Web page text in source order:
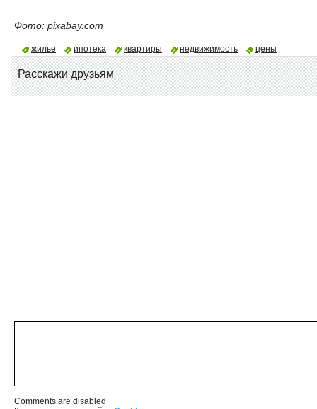
Фото: pixabay.com
жилье ипотека квартиры недвижимость цены
Расскажи друзьям
Comments are disabled